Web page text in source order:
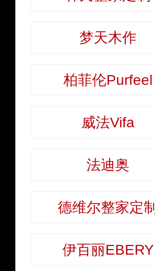
梦天木作
柏菲伦Purfeel
威法Vifa
法迪奥
德维尔整家定制
伊百丽EBERY